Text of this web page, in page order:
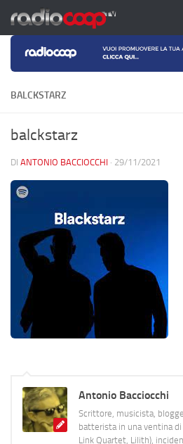
Salta al contenuto
BALCKSTARZ
balckstarz
DI ANTONIO BACCIOCCHI · 29/11/2021
Antonio Bacciocchi
Scrittore, musicista,
batterista in una ventina
Link Quartet, Lilith),